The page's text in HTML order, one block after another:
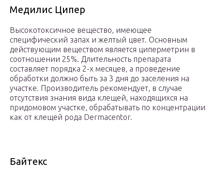
Медилис Ципер
Высокотоксичное вещество, имеющее
специфический запах и желтый цвет. Основным
действующим веществом является циперметрин в
соотношении 25%. Длительность препарата
составляет порядка 2-х месяцев, а проведение
обработки должно быть за 3 дня до заселения на
участке. Производитель рекомендует, в случае
отсутствия знания вида клещей, находящихся на
придомовом участке, обрабатывать по концентрации
как от клещей рода Dermacentor.
Байтекс